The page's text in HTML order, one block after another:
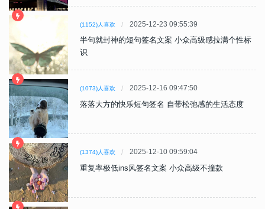
(1152)人喜欢 2025-12-23 09:55:39
半句就封神的短句签名文案 小众高级感拉满个性标
识
(1073)人喜欢 2025-12-16 09:47:50
落落大方的快乐短句签名 自带松弛感的生活态度
(1374)人喜欢 2025-12-10 09:59:04
重复率极低ins风签名文案 小众高级不撞款